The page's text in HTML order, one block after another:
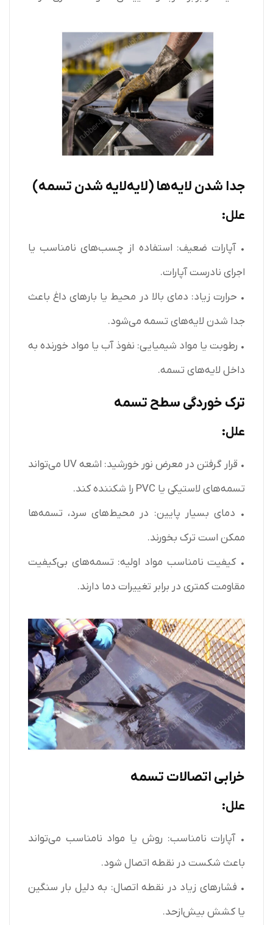
جدا شدن لایه‌ها (لایه‌لایه شدن تسمه)
علل:
• آپارات ضعیف: استفاده از چسب‌های نامناسب یا
اجرای نادرست آپارات.
• حرارت زیاد: دمای بالا در محیط یا بارهای داغ باعث
جدا شدن لایه‌های تسمه می‌شود.
• رطوبت یا مواد شیمیایی: نفوذ آب یا مواد خورنده به
داخل لایه‌های تسمه.
ترک خوردگی سطح تسمه
علل:
• قرار گرفتن در معرض نور خورشید: اشعه UV می‌تواند
تسمه‌های لاستیکی یا PVC را شکننده کند.
• دمای بسیار پایین: در محیط‌های سرد، تسمه‌ها
ممکن است ترک بخورند.
• کیفیت نامناسب مواد اولیه: تسمه‌های بی‌کیفیت
مقاومت کمتری در برابر تغییرات دما دارند.
خرابی اتصالات تسمه
علل:
• آپارات نامناسب: روش یا مواد نامناسب می‌تواند
باعث شکست در نقطه اتصال شود.
• فشارهای زیاد در نقطه اتصال: به دلیل بار سنگین
یا کشش بیش‌ازحد.